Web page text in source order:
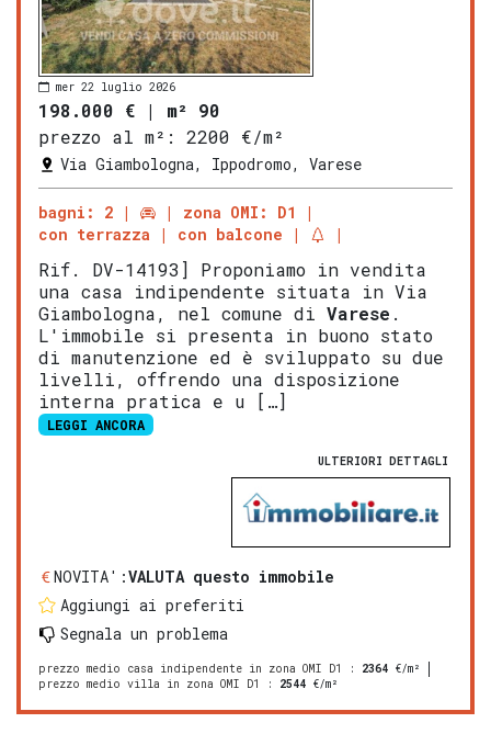
mer 22 luglio 2026
198.000 € | m² 90
prezzo al m²:
2200 €/m²
Via Giambologna, Ippodromo, Varese
bagni: 2
zona OMI: D1
con terrazza
con balcone
Rif. DV-14193] Proponiamo in vendita
una casa indipendente situata in Via
Giambologna, nel comune di Varese .
L'immobile si presenta in buono stato
di manutenzione ed è sviluppato su due
livelli, offrendo una disposizione
interna pratica e u […]
LEGGI ANCORA
ULTERIORI DETTAGLI
NOVITA':VALUTA questo immobile
Aggiungi ai preferiti
Segnala un problema
prezzo medio casa indipendente in zona OMI D1 : 2364 €/m²
prezzo medio villa in zona OMI D1
: 2544 €/m²